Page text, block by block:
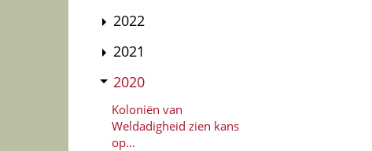
2022
2021
2020
Koloniën van
Weldadigheid zien kans
op...